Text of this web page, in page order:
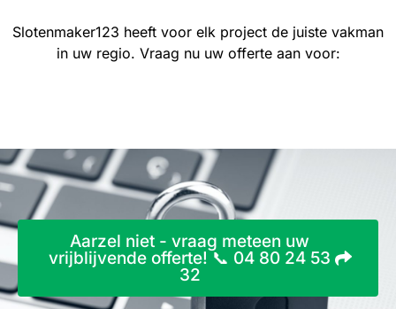
Slotenmaker123 heeft voor elk project de juiste vakman
in uw regio. Vraag nu uw offerte aan voor:
Aarzel niet - vraag meteen uw
vrijblijvende offerte! 📞 04 80 24 53
32